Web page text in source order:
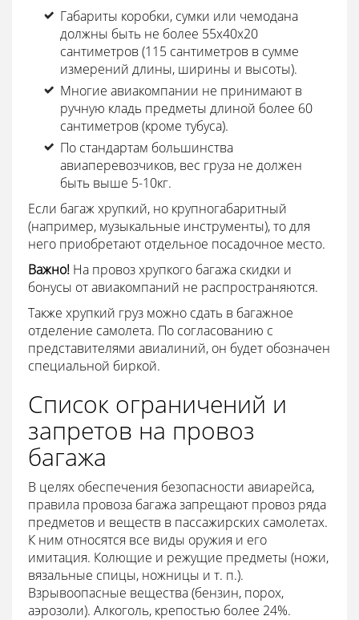
Габариты коробки, сумки или чемодана
должны быть не более 55х40х20
сантиметров (115 сантиметров в сумме
измерений длины, ширины и высоты).
Многие авиакомпании не принимают в
ручную кладь предметы длиной более 60
сантиметров (кроме тубуса).
По стандартам большинства
авиаперевозчиков, вес груза не должен
быть выше 5-10кг.
Если багаж хрупкий, но крупногабаритный
(например, музыкальные инструменты), то для
него приобретают отдельное посадочное место.
Важно! На провоз хрупкого багажа скидки и
бонусы от авиакомпаний не распространяются.
Также хрупкий груз можно сдать в багажное
отделение самолета. По согласованию с
представителями авиалиний, он будет обозначен
специальной биркой.
Список ограничений и
запретов на провоз
багажа
В целях обеспечения безопасности авиарейса,
правила провоза багажа запрещают провоз ряда
предметов и веществ в пассажирских самолетах.
К ним относятся все виды оружия и его
имитация. Колющие и режущие предметы (ножи,
вязальные спицы, ножницы и т. п.).
Взрывоопасные вещества (бензин, порох,
аэрозоли). Алкоголь, крепостью более 24%.